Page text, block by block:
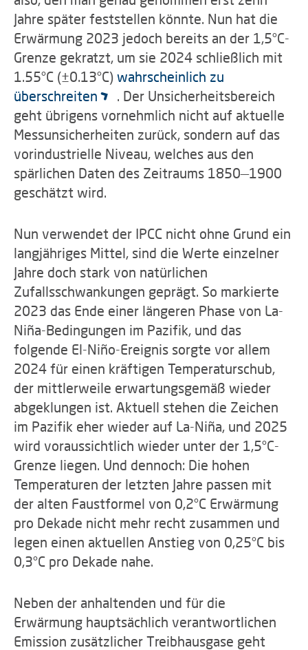
Jahre später feststellen könnte. Nun hat die
Erwärmung 2023 jedoch bereits an der 1,5°C-
Grenze gekratzt, um sie 2024 schließlich mit
1.55°C (±0.13°C) wahrscheinlich zu
überschreiten
. Der Unsicherheitsbereich
geht übrigens vornehmlich nicht auf aktuelle
Messunsicherheiten zurück, sondern auf das
vorindustrielle Niveau, welches aus den
spärlichen Daten des Zeitraums 1850—1900
geschätzt wird.
Nun verwendet der IPCC nicht ohne Grund ein
langjähriges Mittel, sind die Werte einzelner
Jahre doch stark von natürlichen
Zufallsschwankungen geprägt. So markierte
2023 das Ende einer längeren Phase von La-
Niña-Bedingungen im Pazifik, und das
folgende El-Niño-Ereignis sorgte vor allem
2024 für einen kräftigen Temperaturschub,
der mittlerweile erwartungsgemäß wieder
abgeklungen ist. Aktuell stehen die Zeichen
im Pazifik eher wieder auf La-Niña, und 2025
wird voraussichtlich wieder unter der 1,5°C-
Grenze liegen. Und dennoch: Die hohen
Temperaturen der letzten Jahre passen mit
der alten Faustformel von 0,2°C Erwärmung
pro Dekade nicht mehr recht zusammen und
legen einen aktuellen Anstieg von 0,25°C bis
0,3°C pro Dekade nahe.
Neben der anhaltenden und für die
Erwärmung hauptsächlich verantwortlichen
Emission zusätzlicher Treibhausgase geht